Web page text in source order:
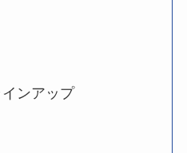
ンアップ